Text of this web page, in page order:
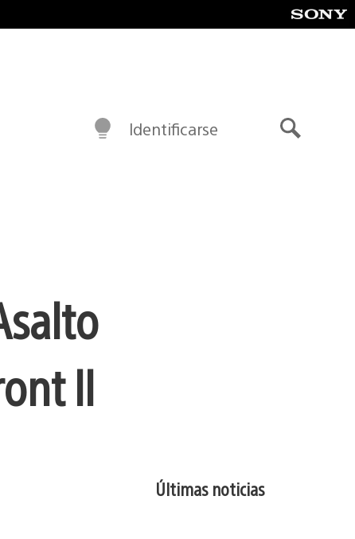
Identificarse
II
Últimas noticias